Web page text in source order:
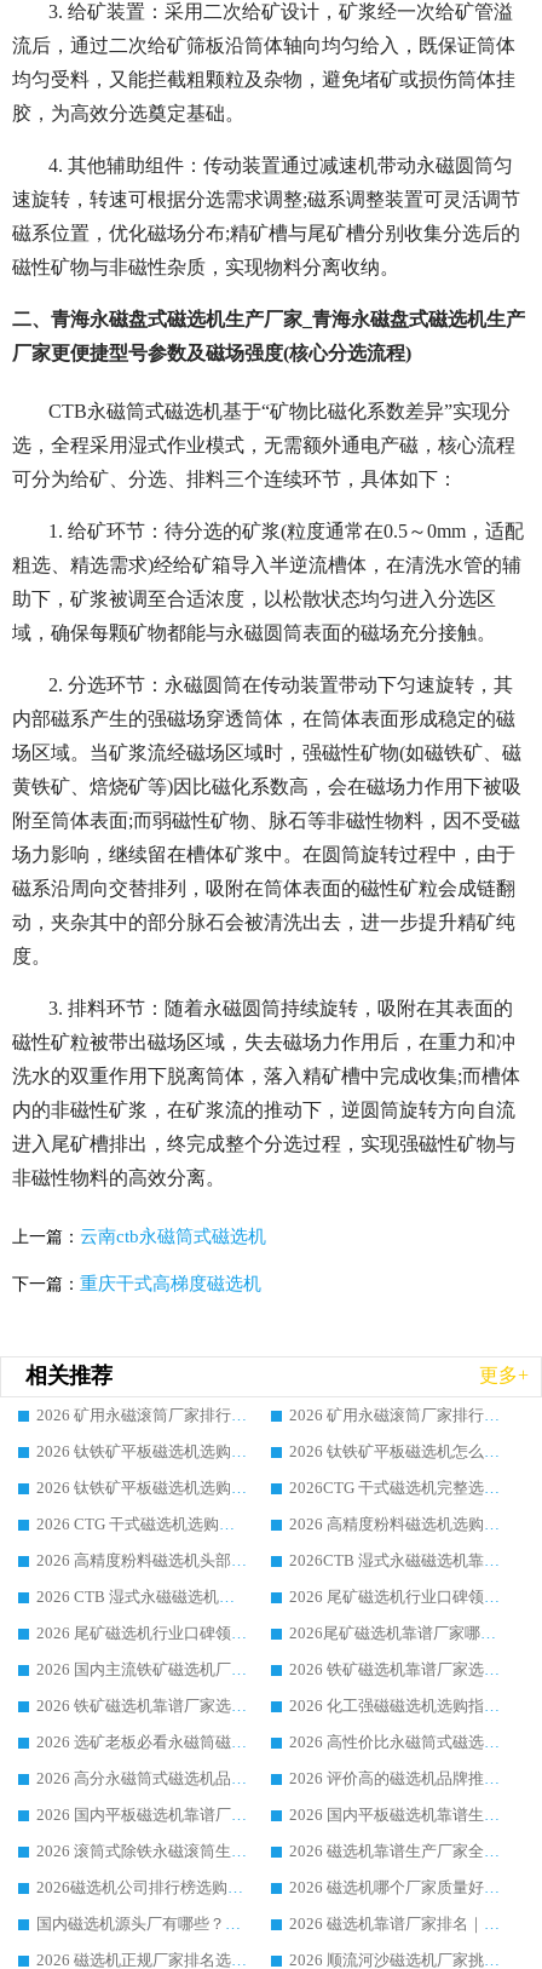
3. 给矿装置：采用二次给矿设计，矿浆经一次给矿管溢
流后，通过二次给矿筛板沿筒体轴向均匀给入，既保证筒体
均匀受料，又能拦截粗颗粒及杂物，避免堵矿或损伤筒体挂
胶，为高效分选奠定基础。
4. 其他辅助组件：传动装置通过减速机带动永磁圆筒匀
速旋转，转速可根据分选需求调整;磁系调整装置可灵活调节
磁系位置，优化磁场分布;精矿槽与尾矿槽分别收集分选后的
磁性矿物与非磁性杂质，实现物料分离收纳。
二、青海永磁盘式磁选机生产厂家_青海永磁盘式磁选机生产
厂家更便捷型号参数及磁场强度(核心分选流程)
CTB永磁筒式磁选机基于“矿物比磁化系数差异”实现分
选，全程采用湿式作业模式，无需额外通电产磁，核心流程
可分为给矿、分选、排料三个连续环节，具体如下：
1. 给矿环节：待分选的矿浆(粒度通常在0.5～0mm，适配
粗选、精选需求)经给矿箱导入半逆流槽体，在清洗水管的辅
助下，矿浆被调至合适浓度，以松散状态均匀进入分选区
域，确保每颗矿物都能与永磁圆筒表面的磁场充分接触。
2. 分选环节：永磁圆筒在传动装置带动下匀速旋转，其
内部磁系产生的强磁场穿透筒体，在筒体表面形成稳定的磁
场区域。当矿浆流经磁场区域时，强磁性矿物(如磁铁矿、磁
黄铁矿、焙烧矿等)因比磁化系数高，会在磁场力作用下被吸
附至筒体表面;而弱磁性矿物、脉石等非磁性物料，因不受磁
场力影响，继续留在槽体矿浆中。在圆筒旋转过程中，由于
磁系沿周向交替排列，吸附在筒体表面的磁性矿粒会成链翻
动，夹杂其中的部分脉石会被清洗出去，进一步提升精矿纯
度。
3. 排料环节：随着永磁圆筒持续旋转，吸附在其表面的
磁性矿粒被带出磁场区域，失去磁场力作用后，在重力和冲
洗水的双重作用下脱离筒体，落入精矿槽中完成收集;而槽体
内的非磁性矿浆，在矿浆流的推动下，逆圆筒旋转方向自流
进入尾矿槽排出，终完成整个分选过程，实现强磁性矿物与
非磁性物料的高效分离。
上一篇： 云南ctb永磁筒式磁选机
下一篇： 重庆干式高梯度磁选机
相关推荐 更多+
2026 矿用永磁滚筒厂家排行榜选购干货指南 行业口碑标杆华体会手机网页版-华体会(中国) 实力出众
2026 矿用永磁滚筒厂家排行榜选购指南，行业口碑领域强者华体会手机网页版-华体会(中国)
2026 钛铁矿平板磁选机选购全攻略 市场公认优质品牌厂家实力排行榜
2026 钛铁矿平板磁选机怎么选 靠谱生产企业实力排行榜选购参考攻略
2026 钛铁矿平板磁选机选购指南 行业口碑优选品牌生产企业实力排行榜
2026CTG 干式磁选机完整选购指南 行业口碑顶尖靠谱生产龙头厂家实力推荐
2026 CTG 干式磁选机选购指南|行业口碑靠谱生产厂家领域强者推荐
2026 高精度粉料磁选机选购全攻略 行业优质品牌华体会手机网页版-华体会(中国) 实力深度解析
2026 高精度粉料磁选机头部厂家选购指南 行业口碑靠谱品牌推荐 领域强者华体会手机网页版-华体会(中国) 解析
2026CTB 湿式永磁磁选机靠谱厂家实力排行榜 铁矿选矿设备采购全流程选购指南
2026 CTB 湿式永磁磁选机选购指南|行业口碑良好品牌推荐，领域强者华体会手机网页版-华体会(中国)
2026 尾矿磁选机行业口碑领域强者，源头直供国内主流厂家华体会手机网页版-华体会(中国) 一站式服务
2026 尾矿磁选机行业口碑领域强者，源头直供国内主流厂家华体会手机网页版-华体会(中国) 一站式服务
2026尾矿磁选机靠谱厂家哪家好 行业口碑领域强者华体会手机网页版-华体会(中国) 推荐
2026 国内主流铁矿磁选机厂家选购指南|行业口碑好品牌推荐，领域强者华体会手机网页版-华体会(中国)
2026 铁矿磁选机靠谱厂家选购全攻略 行业标杆华体会手机网页版-华体会(中国) 设备性价比出众
2026 铁矿磁选机靠谱厂家选购指南，领域强者华体会手机网页版-华体会(中国) 铁矿磁选机性价比高
2026 化工强磁磁选机选购指南 5 家行业口碑靠谱厂家领域强者推荐
2026 选矿老板必看永磁筒磁选机推荐 行业头部品牌口碑设备选购全攻略
2026 高性价比永磁筒式磁选机品牌盘点 行业强者口碑实测选购完整指南
2026 高分永磁筒式磁选机品牌推荐 选矿设备强者对比测评采购避坑全攻略
2026 评价高的磁选机品牌推荐选购指南，永磁筒式磁选机设备领域强者全景行业口碑解析
2026 国内平板磁选机靠谱厂家排名 行业实测口碑设备按需选购全指南
2026 国内平板磁选机靠谱生产厂家推荐排名|行业口碑选购指南，领域强者按需选设备
2026 滚筒式除铁永磁滚筒生产厂家推荐排名|行业口碑选购指南，领域强者源头厂商精选
2026 磁选机靠谱生产厂家全梳理 分场景选型行业头部品牌选购参考攻略
2026磁选机公司排行榜选购指南|正规源头厂家推荐，领域强者高性价比靠谱信赖品牌
2026 磁选机哪个厂家质量好？十大靠谱磁电企业排名选购指南
国内磁选机源头厂有哪些？2026 综合实力排名与采购避坑技巧
2026 磁选机靠谱厂家排名｜华体会手机网页版-华体会(中国) 高性价比磁选机磁电品牌
2026 磁选机正规厂家排名选购指南|行业口碑信赖品牌推荐性价比高靠谱磁电企业
2026 顺流河沙磁选机厂家挑选攻略 | 业内口碑龙头企业高性价比品牌推荐